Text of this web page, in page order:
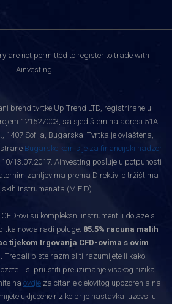
are not permitted to register to trade with
Ainvesting.
brend tvrtke Up Trend LTD, registrirane u
121527003, sa sjedištem na adresi 51A
1407 Sofija, Bugarska. Tvrtka je ovlaštena,
Bugarske komisije za financijski nadzor
13.07.2017. Ainvesting posluje u potpunosti
zahtjevima prema Direktivi o tržištima
instrumenata (MiFID).
CFD-ovi su kompleksni instrumenti i dolaze s
novca radi poluge. 85.5% racuna malih
tijekom trgovanja CFD-ovima s ovim
Trebali biste razmisliti razumijete li kako
li si priustiti preuzimanje visokog rizika
na ovdje za citanje cjelovitog upozorenja na
ukljucene rizike prije nastavka, uzevsi u